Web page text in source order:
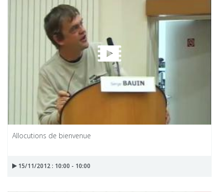
Allocutions de bienvenue
15/11/2012 : 10:00 - 10:00